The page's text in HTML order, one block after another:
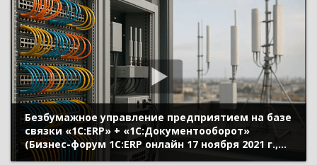
Безбумажное управление предприятием на базе
связки «1С:ERP» + «1C:Документооборот»
(Бизнес-форум 1С:ERP онлайн 17 ноября 2021 г.,
Федулина Ирина, ГК «Информтехника»)